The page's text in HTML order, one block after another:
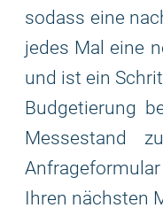
sodass eine
jedes Mal eine
und ist ein
Budgetierung
Messestand
Ihren nächsten